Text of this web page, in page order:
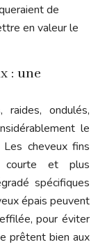
de
en valeur le
: une
ondulés,
le
cheveux fins
courte et plus
spécifiques
épais peuvent
pour éviter
prêtent bien aux